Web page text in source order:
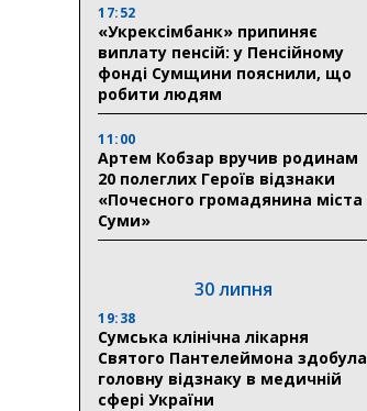
17:52
«Укрексімбанк» припиняє
виплату пенсій: у Пенсійному
фонді Сумщини пояснили, що
робити людям
11:00
Артем Кобзар вручив родинам
20 полеглих Героїв відзнаки
«Почесного громадянина міста
Суми»
30 липня
19:38
Сумська клінічна лікарня
Святого Пантелеймона здобула
головну відзнаку в медичній
сфері України